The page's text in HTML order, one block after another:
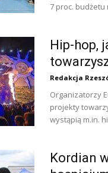
7 proc. budżetu
Hip-hop,
Redakcja
Organizatorzy
projekty
wystąpią m.in.
Kordian